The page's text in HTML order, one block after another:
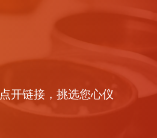
开链接，挑选您心仪